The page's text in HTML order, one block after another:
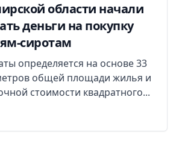
области начали
деньги на покупку
сиротам
определяется на основе 33
общей площади жилья и
стоимости квадратного...